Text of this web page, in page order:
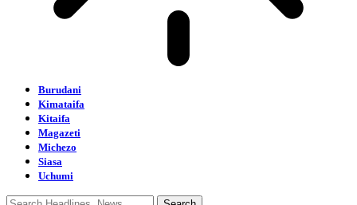
Burudani
Kimataifa
Kitaifa
Magazeti
Michezo
Siasa
Uchumi